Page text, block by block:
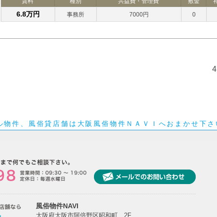
6.8万円 事務所 7000円 0
物件、風俗貸店舗は大阪風俗物件ＮＡＶＩへおまかせ下
風俗物件NAVI
大阪府大阪市阿倍野区昭和町 2F